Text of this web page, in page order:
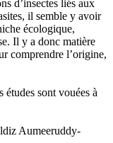
d’insectes liés aux
il semble y avoir
écologique,
Il y a donc matière
comprendre l’origine,
sont vouées à
Aumeeruddy-